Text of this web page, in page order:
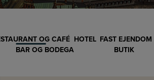
OG CAFÉ HOTEL FAST EJENDOM
BAR OG BODEGA BUTIK